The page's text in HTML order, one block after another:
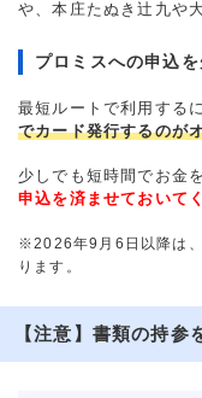
や、本庄たぬき辻九や
プロミスへの申込
最短ルートで利用するに
でカード発行するのが
少しでも短時間でお金
申込を済ませておいて
※2026年9月6日以降は、
ります。
【注意】書類の持参